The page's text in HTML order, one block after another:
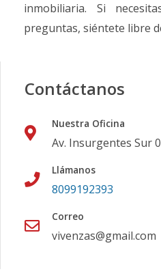
inmobiliaria. Si
preguntas, siéntete libre
Contáctanos
Nuestra Oficina
Av. Insurgentes Sur
Llámanos
8099192393
Correo
vivenzas@gmail.com